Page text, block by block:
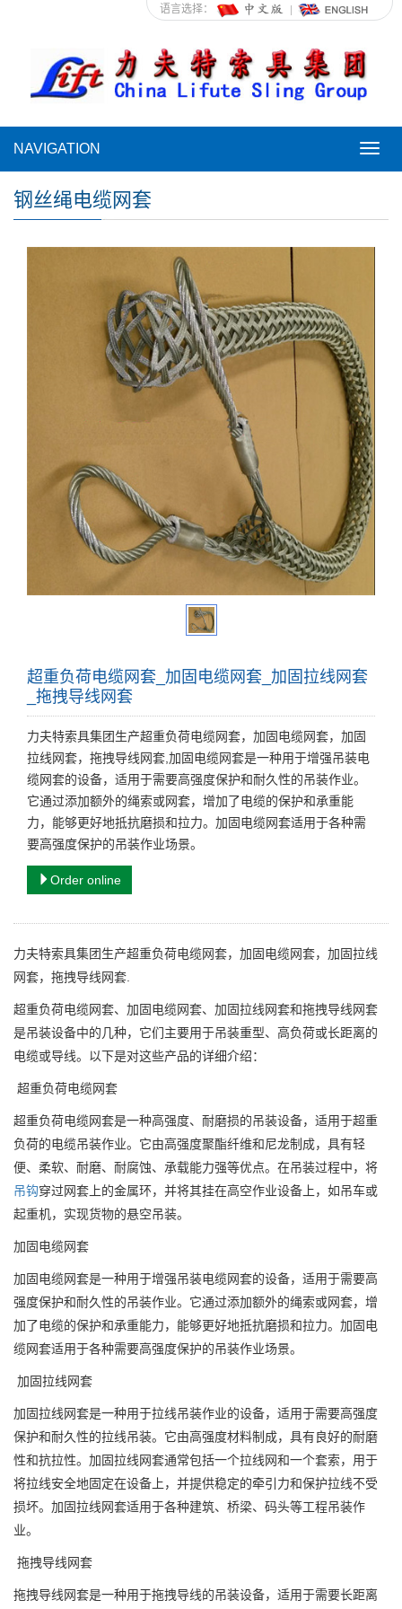
语言选择：
NAVIGATION
钢丝绳电缆网套
超重负荷电缆网套_加固电缆网套_加固拉线网套
_拖拽导线网套
力夫特索具集团生产超重负荷电缆网套，加固电缆网套，加固
拉线网套，拖拽导线网套,加固电缆网套是一种用于增强吊装电
缆网套的设备，适用于需要高强度保护和耐久性的吊装作业。
它通过添加额外的绳索或网套，增加了电缆的保护和承重能
力，能够更好地抵抗磨损和拉力。加固电缆网套适用于各种需
要高强度保护的吊装作业场景。
Order online
力夫特索具集团生产超重负荷电缆网套，加固电缆网套，加固拉线
网套，拖拽导线网套.
超重负荷电缆网套、加固电缆网套、加固拉线网套和拖拽导线网套
是吊装设备中的几种，它们主要用于吊装重型、高负荷或长距离的
电缆或导线。以下是对这些产品的详细介绍：
超重负荷电缆网套
超重负荷电缆网套是一种高强度、耐磨损的吊装设备，适用于超重
负荷的电缆吊装作业。它由高强度聚酯纤维和尼龙制成，具有轻
便、柔软、耐磨、耐腐蚀、承载能力强等优点。在吊装过程中，将
吊钩穿过网套上的金属环，并将其挂在高空作业设备上，如吊车或
起重机，实现货物的悬空吊装。
加固电缆网套
加固电缆网套是一种用于增强吊装电缆网套的设备，适用于需要高
强度保护和耐久性的吊装作业。它通过添加额外的绳索或网套，增
加了电缆的保护和承重能力，能够更好地抵抗磨损和拉力。加固电
缆网套适用于各种需要高强度保护的吊装作业场景。
加固拉线网套
加固拉线网套是一种用于拉线吊装作业的设备，适用于需要高强度
保护和耐久性的拉线吊装。它由高强度材料制成，具有良好的耐磨
性和抗拉性。加固拉线网套通常包括一个拉线网和一个套索，用于
将拉线安全地固定在设备上，并提供稳定的牵引力和保护拉线不受
损坏。加固拉线网套适用于各种建筑、桥梁、码头等工程吊装作
业。
拖拽导线网套
拖拽导线网套是一种用于拖拽导线的吊装设备，适用于需要长距离